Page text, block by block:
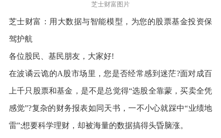
芝士财富图片
芝士财富：用大数据与智能模型，为您的股票基金投资保
驾护航
各位股民、基民朋友，大家好!
在波谲云诡的A股市场里，您是否经常感到迷茫?面对成百
上千只股票和基金，是不是总觉得“选股全靠蒙，买卖全凭
感觉”?复杂的财务报表如同天书，一不小心就踩中“业绩地
雷”;想要科学理财，却被海量的数据搞得头昏脑涨。